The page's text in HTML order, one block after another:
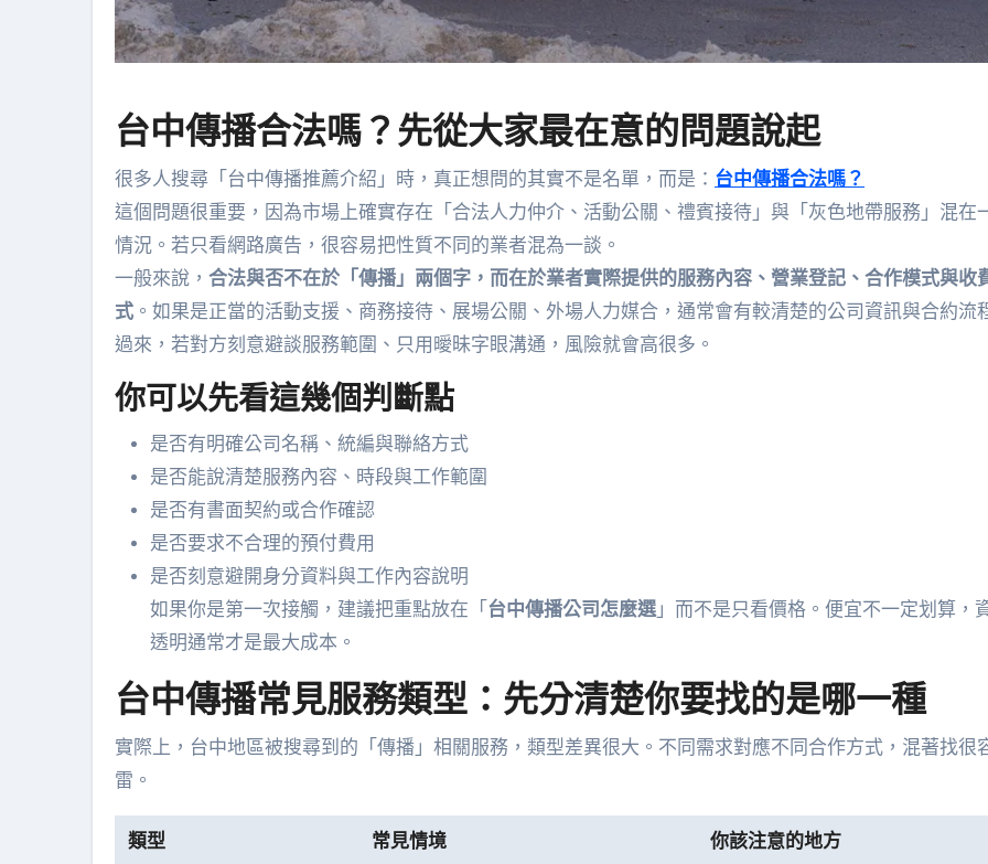
台中傳播合法嗎？先從大家最在意的問題說起
很多人搜尋「台中傳播推薦介紹」時，真正想問的其實不是名單，而是： 台中傳播合法嗎？
這個問題很重要，因為市場上確實存在「合法人力仲介、活動公關、禮賓接待」與「灰色地帶服務」混在
情況。若只看網路廣告，很容易把性質不同的業者混為一談。
一般來說， 合法與否不在於「傳播」兩個字，而在於業者實際提供的服務內容、營業登記、合作模式與收
式 。如果是正當的活動支援、商務接待、展場公關、外場人力媒合，通常會有較清楚的公司資訊與合約流
過來，若對方刻意避談服務範圍、只用曖昧字眼溝通，風險就會高很多。
你可以先看這幾個判斷點
是否有明確公司名稱、統編與聯絡方式
是否能說清楚服務內容、時段與工作範圍
是否有書面契約或合作確認
是否要求不合理的預付費用
是否刻意避開身分資料與工作內容說明
如果你是第一次接觸，建議把重點放在「 台中傳播公司怎麼選 」而不是只看價格。便宜不一定划算，
透明通常才是最大成本。
台中傳播常見服務類型：先分清楚你要找的是哪一種
實際上，台中地區被搜尋到的「傳播」相關服務，類型差異很大。不同需求對應不同合作方式，混著找很
雷。
類型 常見情境 你該注意的地方